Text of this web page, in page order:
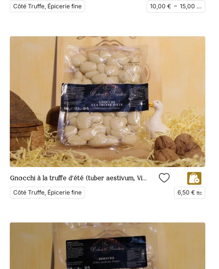
Côté Truffe, Épicerie fine 10,00 € – 15,00 €
Gnocchi à la truffe d’été (tuber aestivum, Vittad.)
Côté Truffe, Épicerie fine 6,50 € ttc